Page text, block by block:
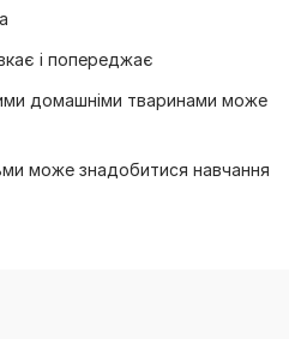
і попереджає
домашніми тваринами може
може знадобитися навчання